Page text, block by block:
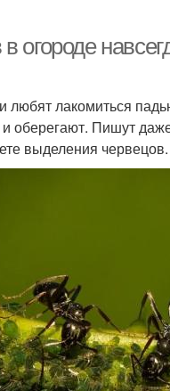
огороде
любят лакомиться
оберегают. Пишут
выделения червецов.